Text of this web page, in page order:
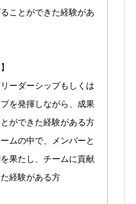
ことができた経験があ
リーダーシップもしくは
を発揮しながら、成果
ができた経験がある方
ームの中で、メンバーと
果たし、チームに貢献
経験がある方